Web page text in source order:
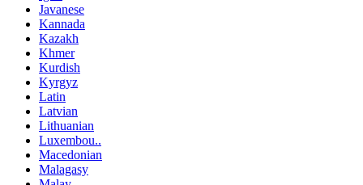
Javanese
Kannada
Kazakh
Khmer
Kurdish
Kyrgyz
Latin
Latvian
Lithuanian
Luxembou..
Macedonian
Malagasy